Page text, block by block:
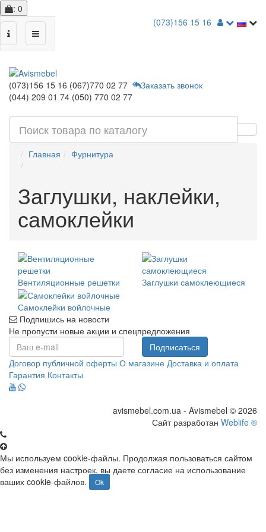
: 0
(073)156 15 16
(073)156 15 16 (067)770 02 77
(044) 209 01 74 (050) 770 02 77
Заказать звонок
Главная Фурнитура
Заглушки, наклейки,
самоклейки
Вентиляционные решетки Заглушки самоклеющиеся
Самоклейки войлочные
Подпишись на новости
Не пропусти новые акции и спецпредложения
Подписаться
Договор публичной оферты О магазине Доставка и оплата
Гарантия Контакты
avismebel.com.ua - Avismebel © 2026
Сайт разработан Weblife ®
Мы используем cookie-файлы. Продолжая пользоваться сайтом
без изменения настроек, вы даете согласие на использование
ваших cookie-файлов.
Ok